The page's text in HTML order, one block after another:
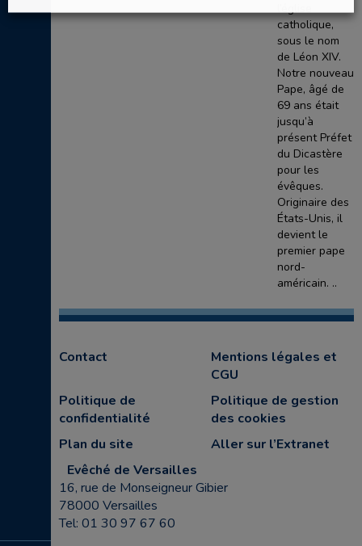
l’église
catholique,
sous le nom
de Léon XIV.
Notre nouveau
Pape, âgé de
69 ans était
jusqu’à
présent Préfet
du Dicastère
pour les
évêques.
Originaire des
États-Unis, il
devient le
premier pape
nord-
américain. ..
Contact
Mentions légales et
CGU
Politique de
confidentialité
Politique de gestion
des cookies
Plan du site
Aller sur l’Extranet
Evêché de Versailles
16, rue de Monseigneur Gibier
78000 Versailles
Tel: 01 30 97 67 60